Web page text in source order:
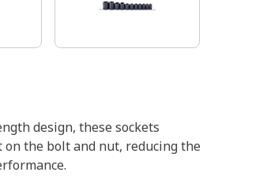
design, these sockets
on the bolt and nut, reducing the